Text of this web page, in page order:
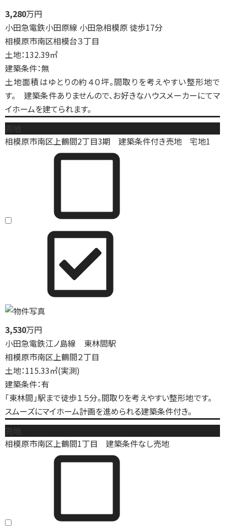
3,280万円
小田急電鉄小田原線 小田急相模原 徒歩17分
相模原市南区相模台３丁目
土地：132.39㎡
建築条件：無
土地面積はゆとりの約４０坪。間取りを考えやすい整形地で
す。 建築条件ありませんので、お好きなハウスメーカーにてマ
イホームを建てられます。
相模原市南区上鶴間2丁目3期 建築条件付き売地 宅地1
3,530万円
小田急電鉄江ノ島線 東林間駅
相模原市南区上鶴間２丁目
土地：115.33㎡(実測)
建築条件：有
「東林間」駅まで徒歩１５分。間取りを考えやすい整形地です。
スムーズにマイホーム計画を進められる建築条件付き。
相模原市南区上鶴間1丁目 建築条件なし売地